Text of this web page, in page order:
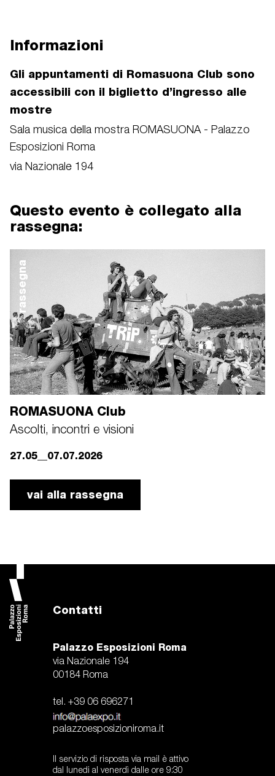
Informazioni
Gli appuntamenti di Romasuona Club sono
accessibili con il biglietto d’ingresso alle
mostre
Sala musica della mostra ROMASUONA - Palazzo
Esposizioni Roma
via Nazionale 194
Questo evento è collegato alla
rassegna:
rassegna
ROMASUONA Club
Ascolti, incontri e visioni
27.05__07.07.2026
vai alla rassegna
Contatti
Palazzo Esposizioni Roma
via Nazionale 194
00184 Roma
tel. +39 06 696271
palazzoesposizioniroma.it
Il servizio di risposta via mail è attivo
dal lunedi al venerdì dalle ore 9:30